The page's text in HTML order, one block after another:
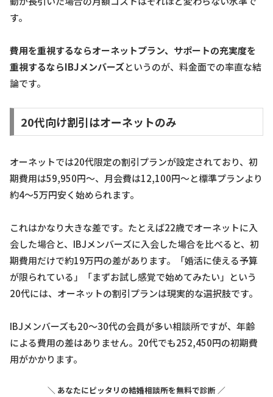
す。
費用を重視するならオーネットプラン、サポートの充実度を
重視するならIBJメンバーズというのが、料金面での率直な結
論です。
20代向け割引はオーネットのみ
オーネットでは20代限定の割引プランが設定されており、初
期費用は59,950円〜、月会費は12,100円〜と標準プランより
約4〜5万円安く始められます。
これはかなり大きな差です。たとえば22歳でオーネットに入
会した場合と、IBJメンバーズに入会した場合を比べると、初
期費用だけで約19万円の差があります。「婚活に使える予算
が限られている」「まずお試し感覚で始めてみたい」という
20代には、オーネットの割引プランは現実的な選択肢です。
IBJメンバーズも20〜30代の会員が多い相談所ですが、年齢
による費用の差はありません。20代でも252,450円の初期費
用がかかります。
＼ あなたにピッタリの結婚相談所を無料で診断 ／